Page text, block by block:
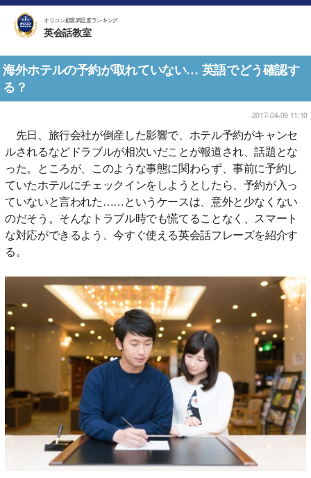
オリコン顧客満足度ランキング
英会話教室
海外ホテルの予約が取れていない… 英語でどう確認す
る？
2017-04-09 11:10
先日、旅行会社が倒産した影響で、ホテル予約がキャンセ
ルされるなどドラブルが相次いだことが報道され、話題とな
った。ところが、このような事態に関わらず、事前に予約し
ていたホテルにチェックインをしようとしたら、予約が入っ
ていないと言われた……というケースは、意外と少なくない
のだそう。そんなトラブル時でも慌てることなく、スマート
な対応ができるよう、今すぐ使える英会話フレーズを紹介す
る。